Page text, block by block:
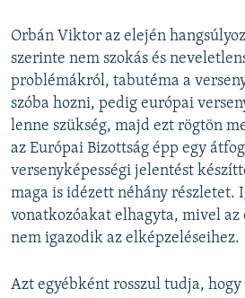
Orbán Viktor az elején
szerinte nem szokás és
problémákról, tabutéma a
szóba hozni, pedig európai
lenne szükség, majd ezt rögtön
az Európai Bizottság épp egy
versenyképességi jelentést
maga is idézett néhány részletet.
vonatkozóakat elhagyta, mivel az
nem igazodik az elképzeléseihez.
Azt egyébként rosszul tudja, hogy